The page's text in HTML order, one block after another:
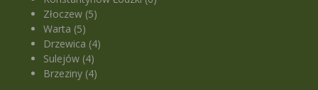
Złoczew (5)
Warta (5)
Drzewica (4)
Sulejów (4)
Brzeziny (4)